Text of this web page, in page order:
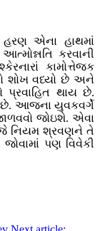
હરણ એના હાથમાં
કરવાની
કામોત્તેજક
શોખ વધ્યો છે અને
પ્રવાહિત થાય છે.
છે. આજના યુવકવર્ગે
જોઇશે. એવા
જે નિયમ શ્રવણને તે
પણ વિવેકી